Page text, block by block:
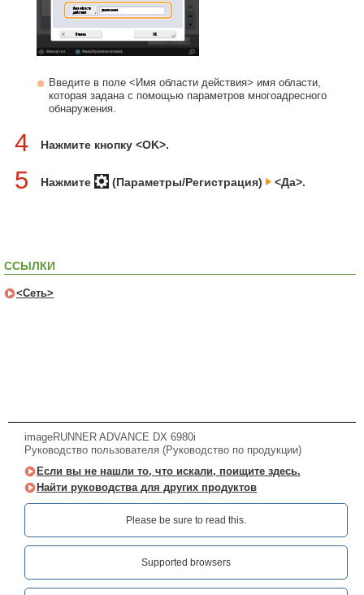
Введите в поле <Имя области действия> имя области,
которая задана с помощью параметров многоадресного
обнаружения.
4 Нажмите кнопку <OK>.
5 Нажмите (Параметры/Регистрация) <Да>.
ССЫЛКИ
<Сеть>
imageRUNNER ADVANCE DX 6980i
Руководство пользователя (Руководство по продукции)
Если вы не нашли то, что искали, поищите здесь.
Найти руководства для других продуктов
Please be sure to read this.‎
Supported browsers